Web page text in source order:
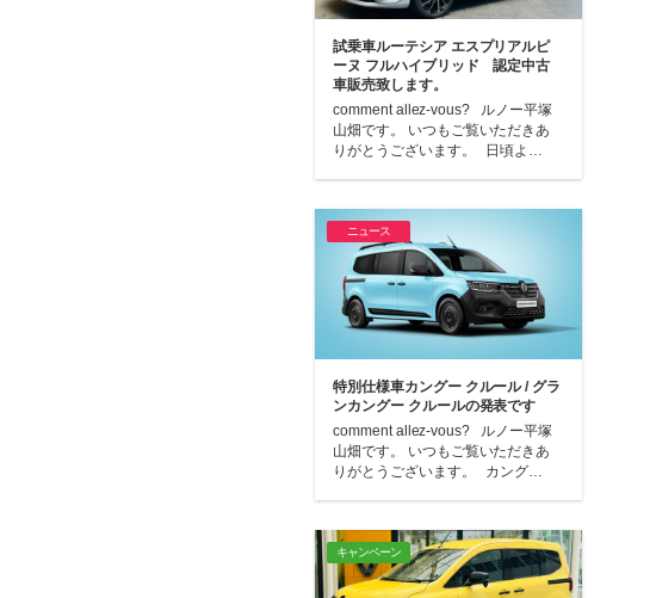
試乗車ルーテシア エスプリアルピ
ーヌ フルハイブリッド 認定中古
車販売致します。
comment allez-vous? ルノー平塚
山畑です。 いつもご覧いただきあ
りがとうございます。 日頃よ…
ニュース
特別仕様車カングー クルール / グラ
ンカングー クルールの発表です
comment allez-vous? ルノー平塚
山畑です。 いつもご覧いただきあ
りがとうございます。 カング…
キャンペーン